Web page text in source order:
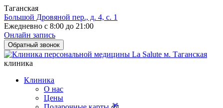
Таганская
Большой Дровяной пер., д. 4, с. 1
Ежедневно с 8:00 до 21:00
Онлайн запись
Обратный звонок
клиника
Клиника
О нас
Цены